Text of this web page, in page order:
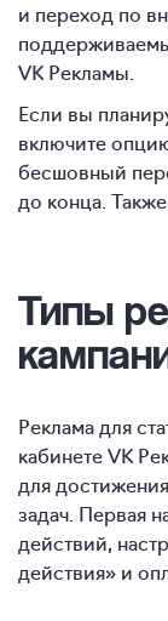
и переход по
VK Рекламы.
Если вы
включите
бесшовный
до конца.
Типы
Реклама для
кабинете VK
для
задач. Первая
действий,
действия» и